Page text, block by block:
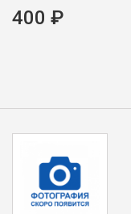
400 ₽